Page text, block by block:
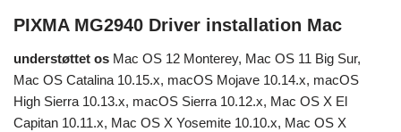
PIXMA MG2940 Driver installation Mac
understøttet os Mac OS 12 Monterey, Mac OS 11 Big Sur,
Mac OS Catalina 10.15.x, macOS Mojave 10.14.x, macOS
High Sierra 10.13.x, macOS Sierra 10.12.x, Mac OS X El
Capitan 10.11.x, Mac OS X Yosemite 10.10.x, Mac OS X